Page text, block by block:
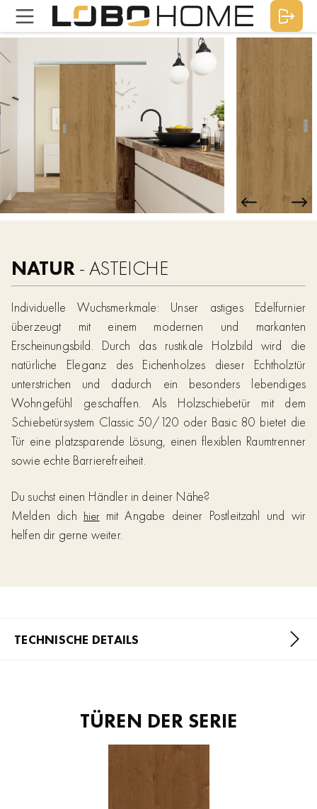
NATUR - ASTEICHE
Individuelle Wuchsmerkmale: Unser astiges Edelfurnier
überzeugt mit einem modernen und markanten
Erscheinungsbild. Durch das rustikale Holzbild wird die
natürliche Eleganz des Eichenholzes dieser Echtholztür
unterstrichen und dadurch ein besonders lebendiges
Wohngefühl geschaffen. Als Holzschiebetür mit dem
Schiebetürsystem Classic 50/120 oder Basic 80 bietet die
Tür eine platzsparende Lösung, einen flexiblen Raumtrenner
sowie echte Barrierefreiheit.
Du suchst einen Händler in deiner Nähe?
Melden dich hier mit Angabe deiner Postleitzahl und wir
helfen dir gerne weiter.
TECHNISCHE DETAILS
TÜREN DER SERIE